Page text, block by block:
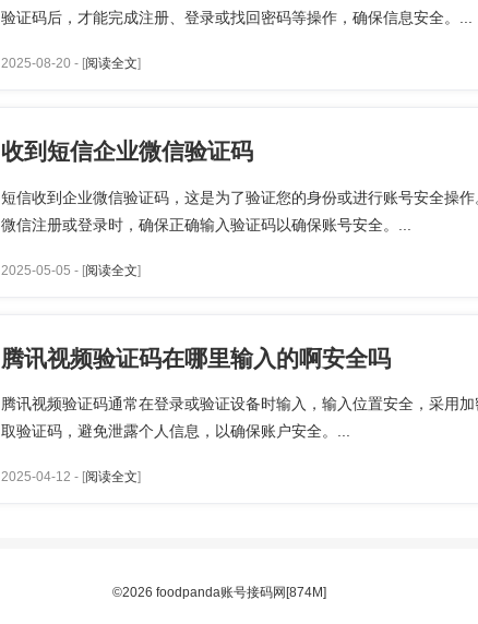
验证码后，才能完成注册、登录或找回密码等操作，确保信息安全。...
2025-08-20 - [阅读全文]
收到短信企业微信验证码
短信收到企业微信验证码，这是为了验证您的身份或进行账号安全操
微信注册或登录时，确保正确输入验证码以确保账号安全。...
2025-05-05 - [阅读全文]
腾讯视频验证码在哪里输入的啊安全吗
腾讯视频验证码通常在登录或验证设备时输入，输入位置安全，采用
取验证码，避免泄露个人信息，以确保账户安全。...
2025-04-12 - [阅读全文]
©2026 foodpanda账号接码网[874M]